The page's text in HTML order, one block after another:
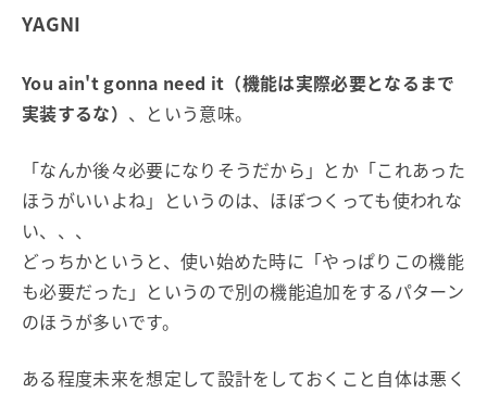
YAGNI
You ain't gonna need it（機能は実際必要となるまで
実装するな） 、という意味。
「なんか後々必要になりそうだから」とか「これあった
ほうがいいよね」というのは、ほぼつくっても使われな
い、、、
どっちかというと、使い始めた時に「やっぱりこの機能
も必要だった」というので別の機能追加をするパターン
のほうが多いです。
ある程度未来を想定して設計をしておくこと自体は悪く